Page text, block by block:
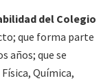
del Colegio
que forma parte
años; que se
Química,